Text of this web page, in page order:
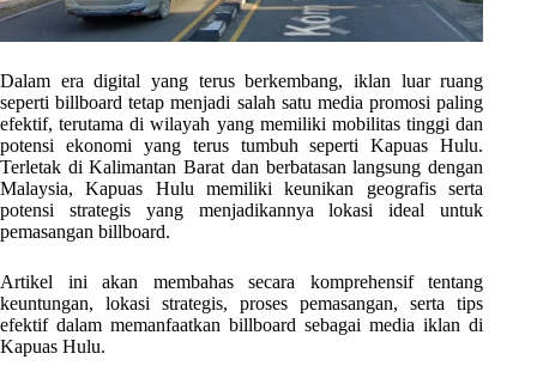
Dalam era digital yang terus berkembang, iklan luar ruang
seperti billboard tetap menjadi salah satu media promosi paling
efektif, terutama di wilayah yang memiliki mobilitas tinggi dan
potensi ekonomi yang terus tumbuh seperti Kapuas Hulu.
Terletak di Kalimantan Barat dan berbatasan langsung dengan
Malaysia, Kapuas Hulu memiliki keunikan geografis serta
potensi strategis yang menjadikannya lokasi ideal untuk
pemasangan billboard.
Artikel ini akan membahas secara komprehensif tentang
keuntungan, lokasi strategis, proses pemasangan, serta tips
efektif dalam memanfaatkan billboard sebagai media iklan di
Kapuas Hulu.